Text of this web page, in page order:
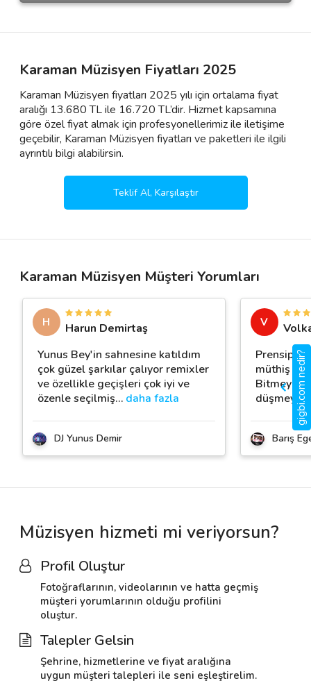
Karaman Müzisyen Fiyatları 2025
Karaman Müzisyen fiyatları 2025 yılı için ortalama fiyat
aralığı 13.680 TL ile 16.720 TL’dir. Hizmet kapsamına
göre özel fiyat almak için profesyonellerimiz ile iletişime
geçebilir, Karaman Müzisyen fiyatları ve paketleri ile ilgili
ayrıntılı bilgi alabilirsin.
Teklif Al, Karşılaştır
Karaman Müzisyen Müşteri Yorumları
H
Harun Demirtaş
Yunus Bey'in sahnesine katıldım
çok güzel şarkılar çalıyor remixler
ve özellikle geçişleri çok iyi ve
özenle seçilmiş… daha fazla
DJ Yunus Demir
V
Prensipli,
müthiş
Bitmeyen
Barış
Müzisyen hizmeti mi veriyorsun?
Profil Oluştur
Fotoğraflarının, videolarının ve hatta geçmiş
müşteri yorumlarının olduğu profilini
oluştur.
Talepler Gelsin
Şehrine, hizmetlerine ve fiyat aralığına
uygun müşteri talepleri ile seni eşleştirelim.
gigbi.com nedir?